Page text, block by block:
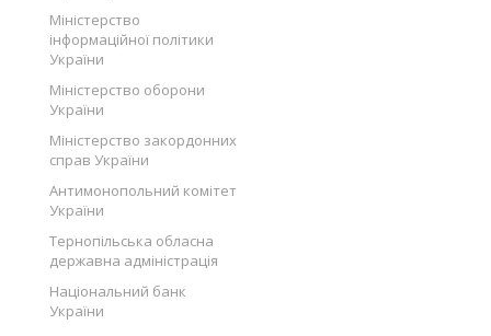
Міністерство
інформаційної політики
України
Міністерство оборони
України
Міністерство закордонних
справ України
Антимонопольний комітет
України
Тернопільська обласна
державна адміністрація
Національний банк
України